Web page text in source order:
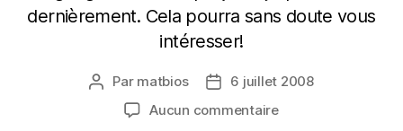
dernièrement. Cela pourra sans doute vous
intéresser!
Auteur
l’article
Par matbios
Date6 juillet 2008
Aucun commentairesur